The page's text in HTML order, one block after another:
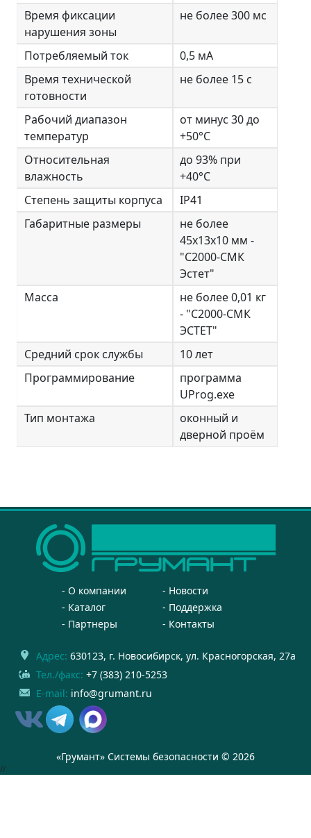
Время фиксации
нарушения зоны
не более 300 мс
Потребляемый ток
0,5 мА
Время технической
готовности
не более 15 с
Рабочий диапазон
температур
от минус 30 до
+50°C
Относительная
влажность
до 93% при
+40°C
Степень защиты корпуса
IР41
Габаритные размеры
не более
45х13х10 мм -
"С2000-СМК
Эстет"
Масса
не более 0,01 кг
- "С2000-СМК
ЭСТЕТ"
Средний срок службы
10 лет
Программирование
программа
UProg.exe
Тип монтажа
оконный и
дверной проём
О компании
Новости
Каталог
Поддержка
Партнеры
Контакты
Адрес: 630123, г. Новосибирск, ул. Красногорская, 27а
Тел./факс: +7 (383) 210-5253
E-mail: info@grumant.ru
«Грумант» Системы безопасности © 2026
//